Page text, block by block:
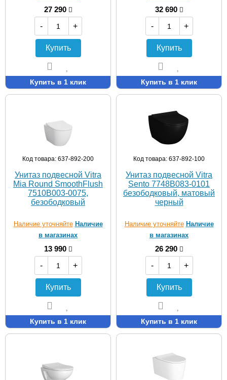
27 290
-
+
Купить
Купить в 1 клик
32 690
-
+
Купить
Купить в 1 клик
Код товара: 637-892-200
Унитаз подвесной Vitra
Mia Round SmoothFlush
7510B003-0075,
безободковый
Наличие уточняйте Наличие
в магазинах
13 990
-
+
Купить
Купить в 1 клик
Код товара: 637-892-100
Унитаз подвесной Vitra
Sento 7748B083-0101
безободковый, матовый
черный
Наличие уточняйте Наличие
в магазинах
26 290
-
+
Купить
Купить в 1 клик